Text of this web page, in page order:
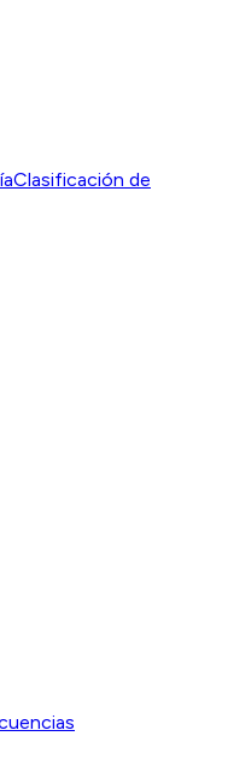
Clasificación de